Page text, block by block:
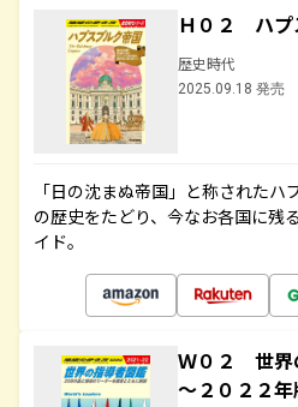
Ｈ０２ ハプ
歴史時代
2025.09.18 発売
「日の沈まぬ帝国」と称された
の歴史をたどり、今なお各国に残
イド。
Ｗ０２ 世界
～２０２２